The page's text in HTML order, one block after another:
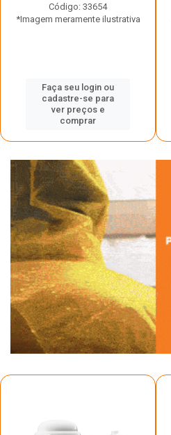
Código: 33654
*Imagem meramente ilustrativa
Faça seu login ou
cadastre-se para
ver preços e
comprar